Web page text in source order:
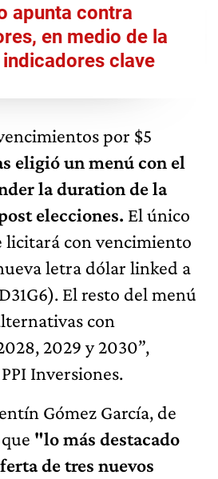
apunta contra
en medio de la
clave
por $5
eligió un menú con el
la duration de la
elecciones. El único
con vencimiento
letra dólar linked a
El resto del menú
con
2029 y 2030”,
Inversiones.
Gómez García, de
"lo más destacado
de tres nuevos